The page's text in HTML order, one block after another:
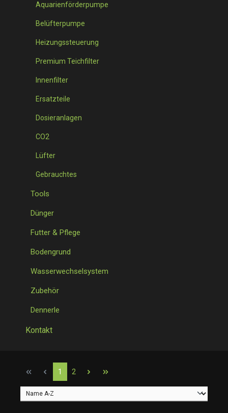
Aquarienförderpumpe
Belüfterpumpe
Heizungssteuerung
Premium Teichfilter
Innenfilter
Ersatzteile
Dosieranlagen
CO2
Lüfter
Gebrauchtes
Tools
Dünger
Futter & Pflege
Bodengrund
Wasserwechselsystem
Zubehör
Dennerle
Kontakt
Seite
1 Seite
2